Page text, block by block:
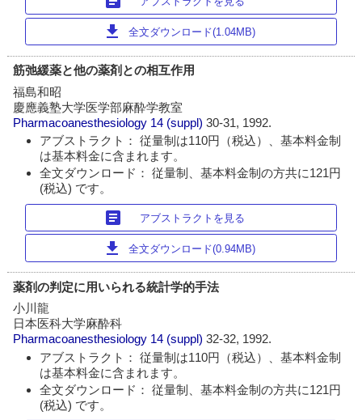
download 全文ダウンロード(1.04MB)
筋弛緩薬と他の薬剤との相互作用
福島和昭
慶應義塾大学医学部麻酔学教室
Pharmacoanesthesiology 14 (suppl)30-31, 1992.
アブストラクト： 従量制は110円（税込）、基本料金制
は基本料金に含まれます。
全文ダウンロード： 従量制、基本料金制の方共に121円
(税込) です。
article アブストラクトを見る
download 全文ダウンロード(0.94MB)
薬剤の判定に用いられる統計学的手法
小川龍
日本医科大学麻酔科
Pharmacoanesthesiology 14 (suppl)32-32, 1992.
アブストラクト： 従量制は110円（税込）、基本料金制
は基本料金に含まれます。
全文ダウンロード： 従量制、基本料金制の方共に121円
(税込) です。